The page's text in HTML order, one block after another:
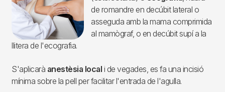
de romandre en decúbit lateral o
asseguda amb la mama comprimida
al mamògraf, o en decúbit supí a la
llitera de l'ecografia.
S'aplicarà anestèsia local i de vegades, es fa una incisió
mínima sobre la pell per facilitar l'entrada de l'agulla.